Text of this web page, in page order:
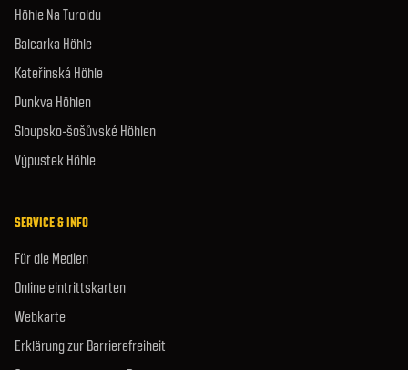
Höhle Na Turoldu
Balcarka Höhle
Kateřinská Höhle
Punkva Höhlen
Sloupsko-šošůvské Höhlen
Výpustek Höhle
SERVICE & INFO
Für die Medien
Online eintrittskarten
Webkarte
Erklärung zur Barrierefreiheit